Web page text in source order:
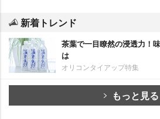
新着トレンド
茶葉で一目瞭然の浸透力！
は
オリコンタイアップ特集
もっと見る